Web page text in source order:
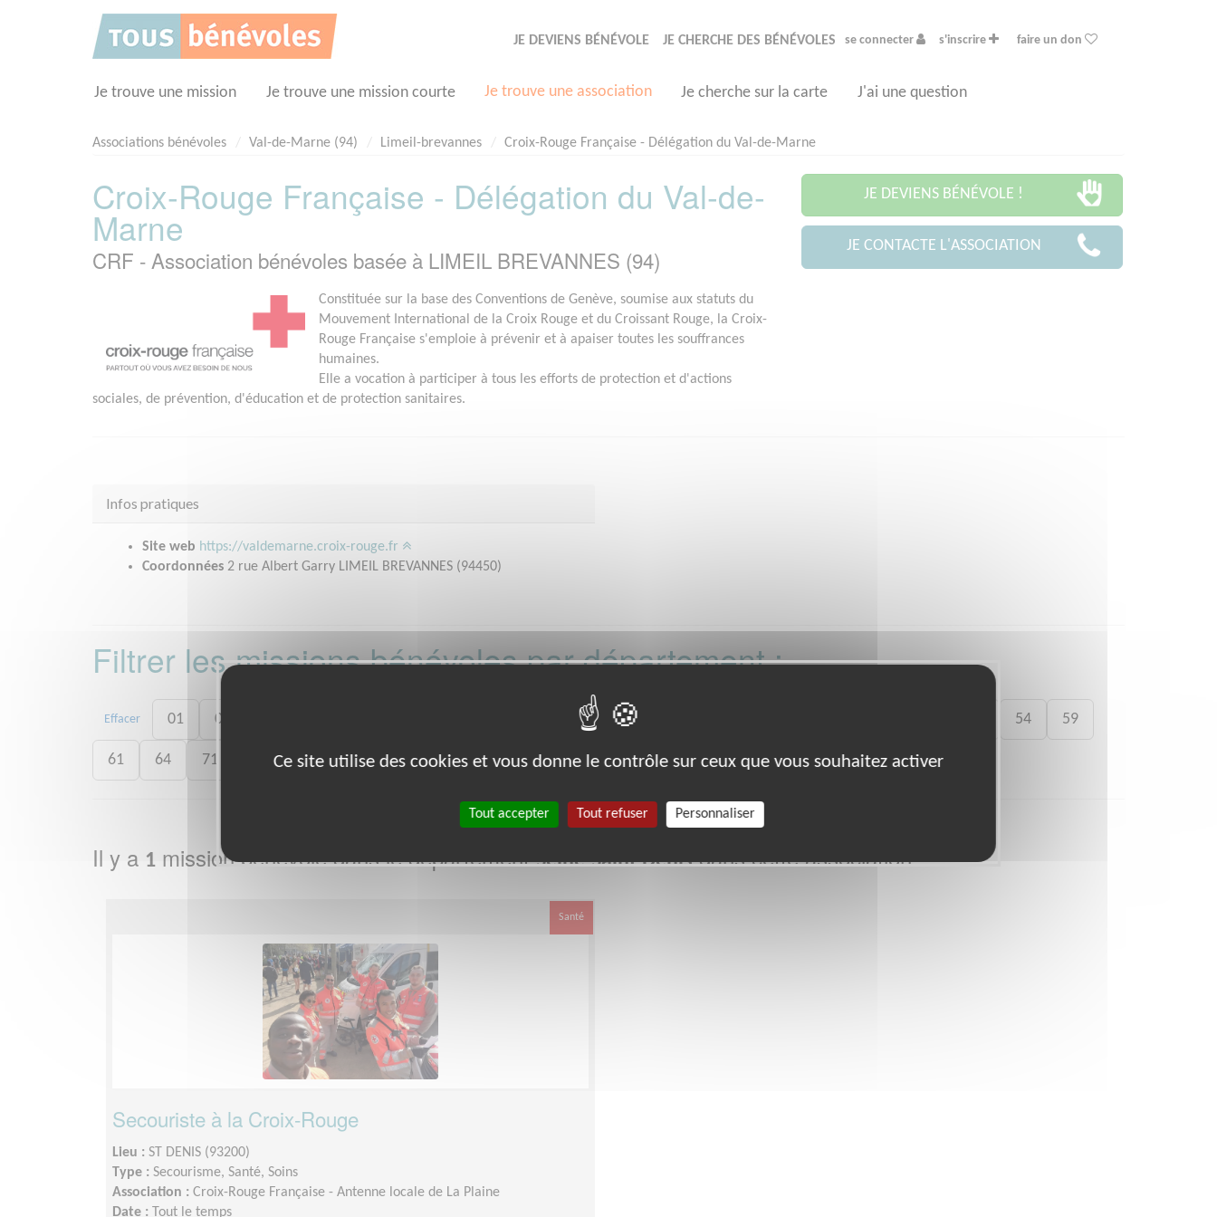
JE DEVIENS BÉNÉVOLE JE CHERCHE DES BÉNÉVOLES se connecter s'inscrire faire un don
Je trouve une mission Je trouve une mission courte Je trouve une association Je cherche sur la carte J'ai une question
Associations bénévoles Val-de-Marne (94) Limeil-brevannes Croix-Rouge Française - Délégation du Val-de-Marne
Croix-Rouge Française - Délégation du Val-de-
Marne
CRF - Association bénévoles basée à LIMEIL BREVANNES (94)
Constituée sur la base des Conventions de Genève, soumise aux statuts du
Mouvement International de la Croix Rouge et du Croissant Rouge, la Croix-
Rouge Française s'emploie à prévenir et à apaiser toutes les souffrances
humaines.
Elle a vocation à participer à tous les efforts de protection et d'actions
sociales, de prévention, d'éducation et de protection sanitaires.
JE DEVIENS BÉNÉVOLE !
JE CONTACTE L'ASSOCIATION
Infos pratiques
Site web https://valdemarne.croix-rouge.fr
Coordonnées 2 rue Albert Garry LIMEIL BREVANNES (94450)
Filtrer les missions bénévoles par département :
Effacer 01 06 29 54 59
61 64 71 75 77 78 80 88 89 91 92 93 988
Il y a 1 mission bénévole dans le départementSeine-Saint-Denisdans cette association
Santé
Secouriste à la Croix-Rouge
Lieu : ST DENIS (93200)
Type : Secourisme, Santé, Soins
Association : Croix-Rouge Française - Antenne locale de La Plaine
Date :
Tout le temps
Ce site utilise des cookies et vous donne le contrôle sur ceux que vous souhaitez activer
Tout accepter Tout refuser Personnaliser